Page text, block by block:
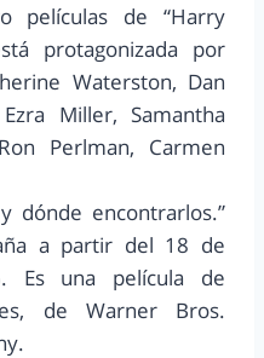
películas de “Harry
protagonizada por
Waterston, Dan
Miller, Samantha
Perlman, Carmen
dónde encontrarlos.”
a partir del 18 de
Es una película de
de Warner Bros.